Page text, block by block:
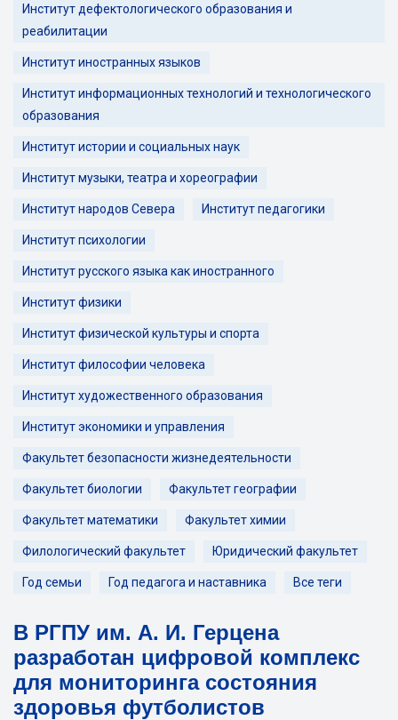
Институт дефектологического образования и
реабилитации
Институт иностранных языков
Институт информационных технологий и технологического
образования
Институт истории и социальных наук
Институт музыки, театра и хореографии
Институт народов Севера Институт педагогики
Институт психологии
Институт русского языка как иностранного
Институт физики
Институт физической культуры и спорта
Институт философии человека
Институт художественного образования
Институт экономики и управления
Факультет безопасности жизнедеятельности
Факультет биологии Факультет географии
Факультет математики Факультет химии
Филологический факультет Юридический факультет
Год семьи Год педагога и наставника Все теги
В РГПУ им. А. И. Герцена
разработан цифровой комплекс
для мониторинга состояния
здоровья футболистов